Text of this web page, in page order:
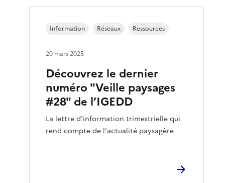
Découvrez le dernier
numéro "Veille paysages
#28" de l’IGEDD
La lettre d'information trimestrielle qui
rend compte de l'actualité paysagère
Information Réseaux Ressources
20 mars 2025